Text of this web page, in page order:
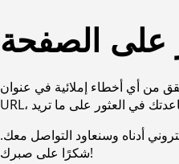
على الصفحة
من أي أخطاء إملائية في عنوان
أدناه وسنعاود التواصل معك.
شكرًا على صبرك!